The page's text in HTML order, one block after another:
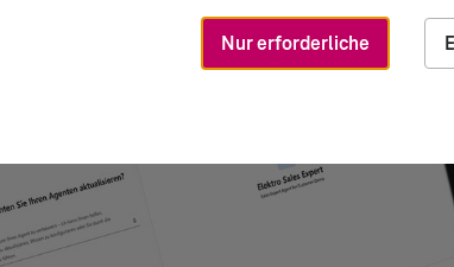
Nur erforderliche